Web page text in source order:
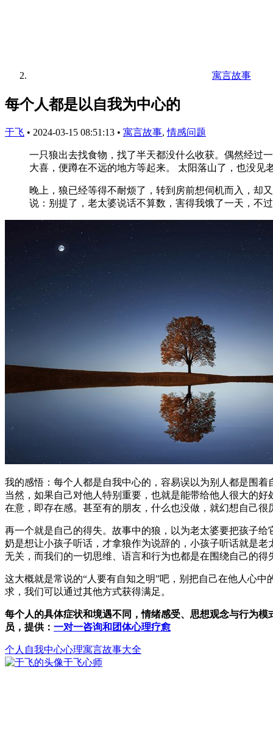
寓言故事
每个人都是以自我为中心的
于飞 • 2024-03-15 08:51:13 • 寓言故事,情感问题
一只狼出去找食物，找了半天都没什么收获。偶然经过
大喜，便蹲在不远的地方等起来。 太阳落山了，也没见
晚上，狼已经等得不耐烦了，转到房前想伺机而入，却
说：别提了，老太婆说话不算数，害得我饿了一天，不过
我的感悟：每个人都是自我中心的，容易误以为别人都是围
当然，如果自己对他人特别重要，也就是能带给他人很大的
在意，即存在感。甚至有的朋友，什么也没做，就幻想自己
再一个就是自己的得失。故事中的狼，以为老太婆要把孩子给
奶是想让小孩子听话，才拿狼作为说辞的，小孩子听话就是
无关，而我们的一切思维、语言和行为也都是在围绕自己的得
这大概就是常说的“人要有自知之明”吧，别把自己在他人心
求，我们可以通过其他方式获得满足。
每个人的具体症状和境遇不同，情绪感受、思想观念与行为
员，提供： 一对一咨询和团体心理疗愈
个人 自我中心心理寓言故事大全
于飞心师